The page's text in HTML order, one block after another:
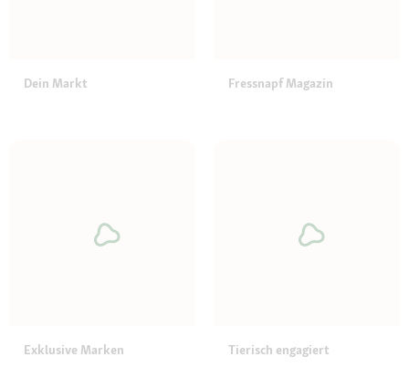
Dein Markt Fressnapf Magazin
Exklusive Marken Tierisch engagiert